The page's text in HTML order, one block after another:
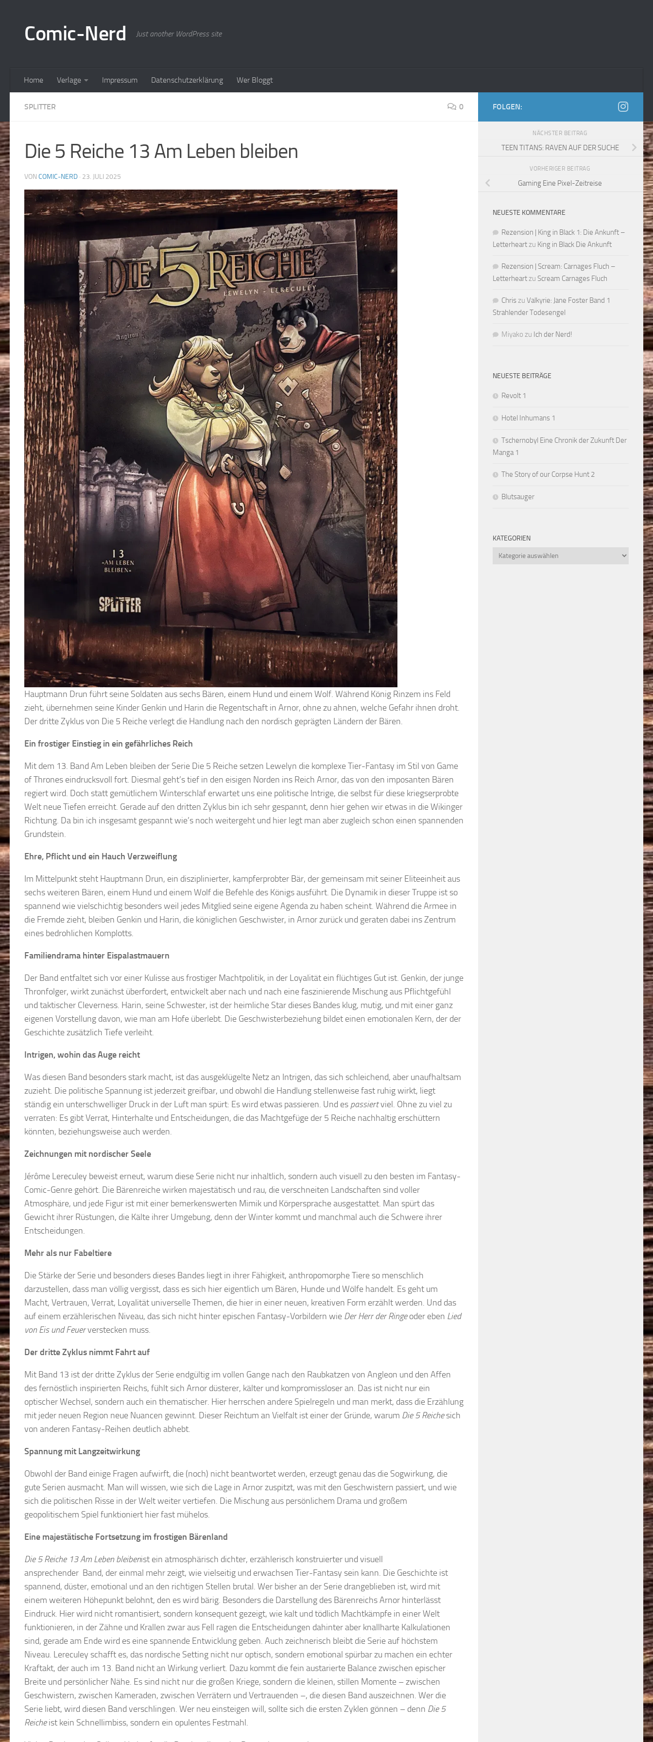
Comic-Nerd Just another WordPress site
Home Verlage Impressum Datenschutzerklärung Wer Bloggt
SPLITTER 0
Die 5 Reiche 13 Am Leben bleiben
VON COMIC-NERD · 23. JULI 2025
Hauptmann Drun führt seine Soldaten aus sechs Bären, einem Hund und einem Wolf. Während König Rinzem ins Feld
zieht, übernehmen seine Kinder Genkin und Harin die Regentschaft in Arnor, ohne zu ahnen, welche Gefahr ihnen droht.
Der dritte Zyklus von Die 5 Reiche verlegt die Handlung nach den nordisch geprägten Ländern der Bären.
Ein frostiger Einstieg in ein gefährliches Reich
Mit dem 13. Band Am Leben bleiben der Serie Die 5 Reiche setzen Lewelyn die komplexe Tier-Fantasy im Stil von Game
of Thrones eindrucksvoll fort. Diesmal geht’s tief in den eisigen Norden ins Reich Arnor, das von den imposanten Bären
regiert wird. Doch statt gemütlichem Winterschlaf erwartet uns eine politische Intrige, die selbst für diese kriegserprobte
Welt neue Tiefen erreicht. Gerade auf den dritten Zyklus bin ich sehr gespannt, denn hier gehen wir etwas in die Wikinger
Richtung. Da bin ich insgesamt gespannt wie’s noch weitergeht und hier legt man aber zugleich schon einen spannenden
Grundstein.
Ehre, Pflicht und ein Hauch Verzweiflung
Im Mittelpunkt steht Hauptmann Drun, ein disziplinierter, kampferprobter Bär, der gemeinsam mit seiner Eliteeinheit aus
sechs weiteren Bären, einem Hund und einem Wolf die Befehle des Königs ausführt. Die Dynamik in dieser Truppe ist so
spannend wie vielschichtig besonders weil jedes Mitglied seine eigene Agenda zu haben scheint. Während die Armee in
die Fremde zieht, bleiben Genkin und Harin, die königlichen Geschwister, in Arnor zurück und geraten dabei ins Zentrum
eines bedrohlichen Komplotts.
Familiendrama hinter Eispalastmauern
Der Band entfaltet sich vor einer Kulisse aus frostiger Machtpolitik, in der Loyalität ein flüchtiges Gut ist. Genkin, der junge
Thronfolger, wirkt zunächst überfordert, entwickelt aber nach und nach eine faszinierende Mischung aus Pflichtgefühl
und taktischer Cleverness. Harin, seine Schwester, ist der heimliche Star dieses Bandes klug, mutig, und mit einer ganz
eigenen Vorstellung davon, wie man am Hofe überlebt. Die Geschwisterbeziehung bildet einen emotionalen Kern, der der
Geschichte zusätzlich Tiefe verleiht.
Intrigen, wohin das Auge reicht
Was diesen Band besonders stark macht, ist das ausgeklügelte Netz an Intrigen, das sich schleichend, aber unaufhaltsam
zuzieht. Die politische Spannung ist jederzeit greifbar, und obwohl die Handlung stellenweise fast ruhig wirkt, liegt
ständig ein unterschwelliger Druck in der Luft man spürt: Es wird etwas passieren. Und es passiertviel. Ohne zu viel zu
verraten: Es gibt Verrat, Hinterhalte und Entscheidungen, die das Machtgefüge der 5 Reiche nachhaltig erschüttern
könnten, beziehungsweise auch werden.
Zeichnungen mit nordischer Seele
Jérôme Lereculey beweist erneut, warum diese Serie nicht nur inhaltlich, sondern auch visuell zu den besten im Fantasy-
Comic-Genre gehört. Die Bärenreiche wirken majestätisch und rau, die verschneiten Landschaften sind voller
Atmosphäre, und jede Figur ist mit einer bemerkenswerten Mimik und Körpersprache ausgestattet. Man spürt das
Gewicht ihrer Rüstungen, die Kälte ihrer Umgebung, denn der Winter kommt und manchmal auch die Schwere ihrer
Entscheidungen.
Mehr als nur Fabeltiere
Die Stärke der Serie und besonders dieses Bandes liegt in ihrer Fähigkeit, anthropomorphe Tiere so menschlich
darzustellen, dass man völlig vergisst, dass es sich hier eigentlich um Bären, Hunde und Wölfe handelt. Es geht um
Macht, Vertrauen, Verrat, Loyalität universelle Themen, die hier in einer neuen, kreativen Form erzählt werden. Und das
auf einem erzählerischen Niveau, das sich nicht hinter epischen Fantasy-Vorbildern wie Der Herr der Ringeoder eben Lied
von Eis und Feuerverstecken muss.
Der dritte Zyklus nimmt Fahrt auf
Mit Band 13 ist der dritte Zyklus der Serie endgültig im vollen Gange nach den Raubkatzen von Angleon und den Affen
des fernöstlich inspirierten Reichs, fühlt sich Arnor düsterer, kälter und kompromissloser an. Das ist nicht nur ein
optischer Wechsel, sondern auch ein thematischer. Hier herrschen andere Spielregeln und man merkt, dass die Erzählung
mit jeder neuen Region neue Nuancen gewinnt. Dieser Reichtum an Vielfalt ist einer der Gründe, warum Die 5 Reichesich
von anderen Fantasy-Reihen deutlich abhebt.
Spannung mit Langzeitwirkung
Obwohl der Band einige Fragen aufwirft, die (noch) nicht beantwortet werden, erzeugt genau das die Sogwirkung, die
gute Serien ausmacht. Man will wissen, wie sich die Lage in Arnor zuspitzt, was mit den Geschwistern passiert, und wie
sich die politischen Risse in der Welt weiter vertiefen. Die Mischung aus persönlichem Drama und großem
geopolitischem Spiel funktioniert hier fast mühelos.
Eine majestätische Fortsetzung im frostigen Bärenland
Die 5 Reiche 13 Am Leben bleibenist ein atmosphärisch dichter, erzählerisch konstruierter und visuell
ansprechender Band, der einmal mehr zeigt, wie vielseitig und erwachsen Tier-Fantasy sein kann. Die Geschichte ist
spannend, düster, emotional und an den richtigen Stellen brutal. Wer bisher an der Serie drangeblieben ist, wird mit
einem weiteren Höhepunkt belohnt, den es wird bärig. Besonders die Darstellung des Bärenreichs Arnor hinterlässt
Eindruck. Hier wird nicht romantisiert, sondern konsequent gezeigt, wie kalt und tödlich Machtkämpfe in einer Welt
funktionieren, in der Zähne und Krallen zwar aus Fell ragen die Entscheidungen dahinter aber knallharte Kalkulationen
sind, gerade am Ende wird es eine spannende Entwicklung geben. Auch zeichnerisch bleibt die Serie auf höchstem
Niveau. Lereculey schafft es, das nordische Setting nicht nur optisch, sondern emotional spürbar zu machen ein echter
Kraftakt, der auch im 13. Band nicht an Wirkung verliert. Dazu kommt die fein austarierte Balance zwischen epischer
Breite und persönlicher Nähe. Es sind nicht nur die großen Kriege, sondern die kleinen, stillen Momente – zwischen
Geschwistern, zwischen Kameraden, zwischen Verrätern und Vertrauenden –, die diesen Band auszeichnen. Wer die
Serie liebt, wird diesen Band verschlingen. Wer neu einsteigen will, sollte sich die ersten Zyklen gönnen – denn Die 5
Reicheist kein Schnellimbiss, sondern ein opulentes Festmahl.
FOLGEN:
NÄCHSTER BEITRAG
TEEN TITANS: RAVEN AUF DER SUCHE
VORHERIGER BEITRAG
Gaming Eine Pixel-Zeitreise
NEUESTE KOMMENTARE
Rezension | King in Black 1: Die Ankunft –
Letterheartzu King in Black Die Ankunft
Rezension | Scream: Carnages Fluch –
Letterheartzu Scream Carnages Fluch
Chriszu Valkyrie: Jane Foster Band 1
Strahlender Todesengel
Miyako zu Ich der Nerd!
NEUESTE BEITRÄGE
Revolt 1
Hotel Inhumans 1
Tschernobyl Eine Chronik der Zukunft Der
Manga 1
The Story of our Corpse Hunt 2
Blutsauger
KATEGORIEN
Kategorien